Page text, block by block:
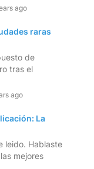
ago
raras
de
tras el
ago
La
leido. Hablaste
mejores